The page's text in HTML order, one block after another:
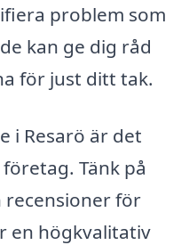
problem som
kan ge dig råd
för just ditt tak.
i Resarö är det
Tänk på
recensioner för
en högkvalitativ